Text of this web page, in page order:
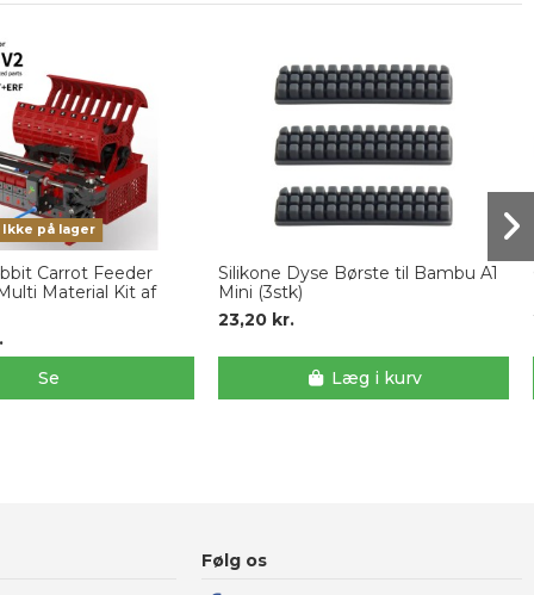
Ikke på lager
Carrot Feeder
Material Kit af
Se
Silikone Dyse Børste til Bambu A1
Mini (3stk)
23,20 kr.
Læg i kurv
Følg os